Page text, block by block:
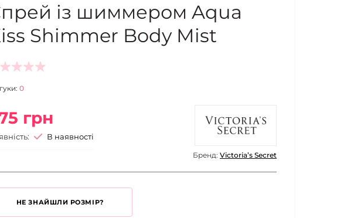
із шиммером Aqua
Shimmer Body Mist
0
грн
В наявності
Бренд: Victoria’s Secret
НЕ ЗНАЙШЛИ РОЗМІР?